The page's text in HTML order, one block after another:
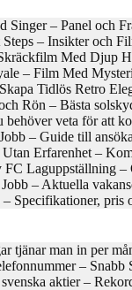
Singer – Panel och
– Insikter och
Med Djup
– Film Med
Tidlös Retro
Rön – Bästa
veta för att
– Guide till
Erfarenhet –
Laguppställning
– Aktuella
Specifikationer, pris
tjänar man in per
– Snabb
aktier –